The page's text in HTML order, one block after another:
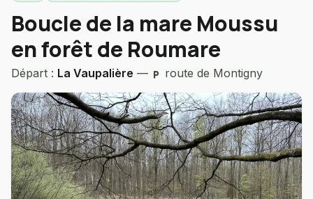
Boucle de la mare Moussu
en forêt de Roumare
Départ : La Vaupalière — local_parking route de Montigny